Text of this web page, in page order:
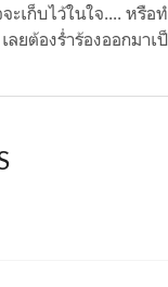
ะเก็บไว้ในใจ.... หรื
ลยต้องร่ำร้องออกมาเ